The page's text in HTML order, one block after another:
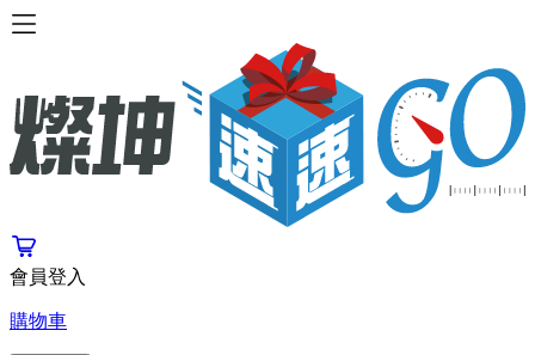
會員登入
購物車